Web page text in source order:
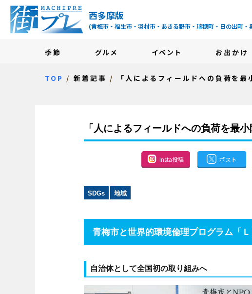
街プレ -東京・西多摩の地
西多摩版
(青梅市・福生市・羽村市・あきる野市・瑞穂町・日の出町・
季節 グルメ イベント お出かけ
TOP 新着記事 「人によるフィールドへの負荷を
「人によるフィールドへの負荷を最
Insta投稿 ポスト
SDGs 地域
青梅市と世界的環境倫理プログラム「
自治体として全国初の取り組みへ